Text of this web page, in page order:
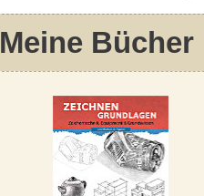
Meine